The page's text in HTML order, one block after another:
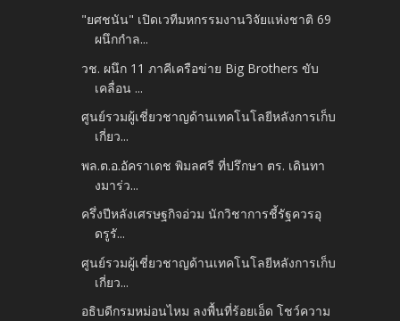
"ยศชนัน" เปิดเวทีมหกรรมงานวิจัยแห่งชาติ 69
ผนึกกำล...
วช. ผนึก 11 ภาคีเครือข่าย Big Brothers ขับ
เคลื่อน ...
ศูนย์รวมผู้เชี่ยวชาญด้านเทคโนโลยีหลังการเก็บ
เกี่ยว...
พล.ต.อ.อัคราเดช พิมลศรี ที่ปรึกษา ตร. เดินทา
งมาร่ว...
ครึ่งปีหลังเศรษฐกิจอ่วม นักวิชาการชี้รัฐควรอุ
ดรูรั...
ศูนย์รวมผู้เชี่ยวชาญด้านเทคโนโลยีหลังการเก็บ
เกี่ยว...
อธิบดีกรมหม่อนไหม ลงพื้นที่ร้อยเอ็ด โชว์ความ